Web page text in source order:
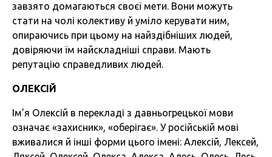
завзято домагаються своєї мети. Вони можуть
стати на чолі колективу й уміло керувати ним,
опираючись при цьому на найздібніших людей,
довіряючи їм найскладніші справи. Мають
репутацію справедливих людей.
ОЛЕКСІЙ
Ім’я Олексій в перекладі з давньогрецької мови
означає «захисник», «оберігає». У російській мові
вживалися й інші форми цього імені: Алексій, Лексей,